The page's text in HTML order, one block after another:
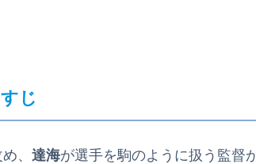
じ
、 達海が選手を駒のように扱う監督